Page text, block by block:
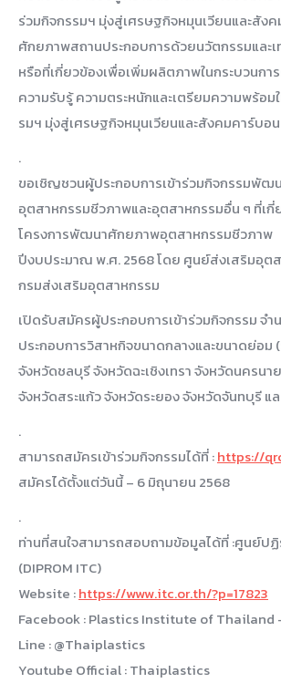
ร่วมกิจกรรมฯ มุ่งสู่เศรษฐกิจหมุนเวียนและสั
ศักยภาพสถานประกอบการด้วยนวัตกรรมและ
หรือที่เกี่ยวข้องเพื่อเพิ่มผลิตภาพในกระบวนก
ความรับรู้ ความตระหนักและเตรียมความพร้อม
รมฯ มุ่งสู่เศรษฐกิจหมุนเวียนและสังคมคาร์บอ
.
ขอเชิญชวนผู้ประกอบการเข้าร่วมกิจกรรมพัฒ
อุตสาหกรรมชีวภาพและอุตสาหกรรมอื่น ๆ ที่เกี่
โครงการพัฒนาศักยภาพอุตสาหกรรมชีวภาพ
ปีงบประมาณ พ.ศ. 2568 โดย ศูนย์ส่งเสริมอุต
กรมส่งเสริมอุตสาหกรรม
เปิดรับสมัครผู้ประกอบการเข้าร่วมกิจกรรม จำ
ประกอบการวิสาหกิจขนาดกลางและขนาดย่อม
จังหวัดชลบุรี จังหวัดฉะเชิงเทรา จังหวัดนครน
จังหวัดสระแก้ว จังหวัดระยอง จังหวัดจันทบุรี แ
.
สามารถสมัครเข้าร่วมกิจกรรมได้ที่ :https://
สมัครได้ตั้งแต่วันนี้ – 6 มิถุนายน 2568
.
ท่านที่สนใจสามารถสอบถามข้อมูลได้ที่ :ศูนย์ป
(DIPROM ITC)
Website :https://www.itc.or.th/?p=17823
Facebook : Plastics Institute of Thailand
Line : @Thaiplastics
Youtube Official : Thaiplastics